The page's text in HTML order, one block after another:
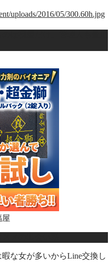
uploads/2016/05/300.60h.jpg
屋
な女が多いからLine交換し